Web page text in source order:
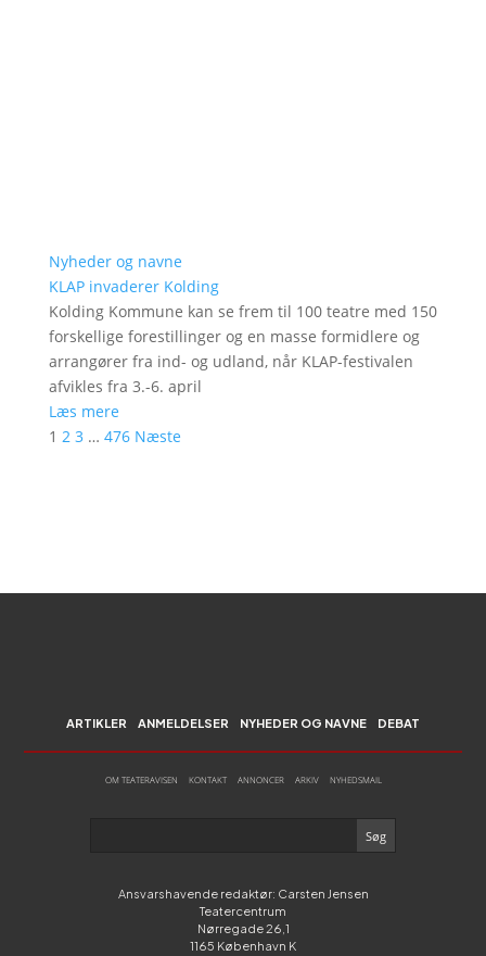
Nyheder og navne
KLAP invaderer Kolding
Kolding Kommune kan se frem til 100 teatre med 150
forskellige forestillinger og en masse formidlere og
arrangører fra ind- og udland, når KLAP-festivalen
afvikles fra 3.-6. april
Læs mere
1 2 3 … 476 Næste
ARTIKLER ANMELDELSER NYHEDER OG NAVNE DEBAT
OM TEATERAVISEN KONTAKT ANNONCER ARKIV NYHEDSMAIL
Ansvarshavende redaktør: Carsten Jensen
Teatercentrum
Nørregade 26,1
1165 København K